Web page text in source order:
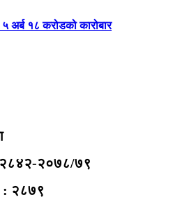
१८ करोडको कारोबार
: २८४२-२०७८/७९
: २८७९